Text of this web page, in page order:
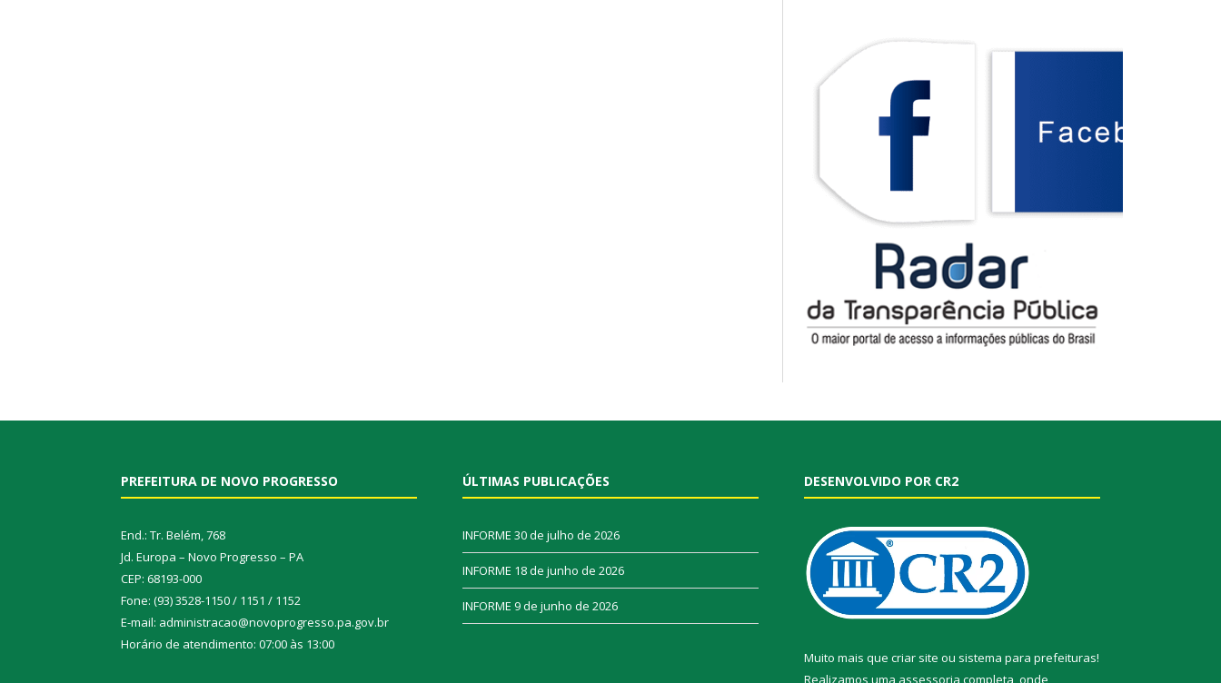
PREFEITURA DE NOVO PROGRESSO
End.: Tr. Belém, 768
Jd. Europa – Novo Progresso – PA
CEP: 68193-000
Fone: (93) 3528-1150 / 1151 / 1152
E-mail: administracao@novoprogresso.pa.gov.br
Horário de atendimento: 07:00 às 13:00
ÚLTIMAS PUBLICAÇÕES
INFORME 30 de julho de 2026
INFORME 18 de junho de 2026
INFORME 9 de junho de 2026
DESENVOLVIDO POR CR2
Muito mais que criar site ou sistema para prefeituras!
Realizamos uma assessoria completa, onde